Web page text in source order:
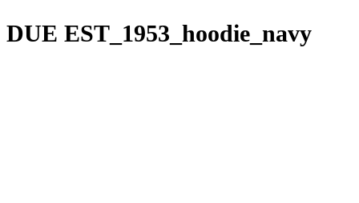
DUE EST_1953_hoodie_navy